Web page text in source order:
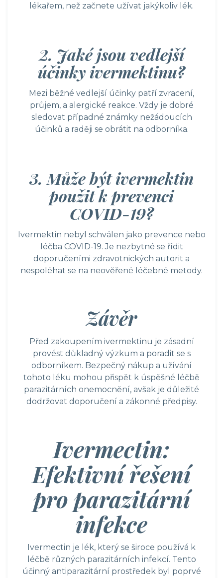
lékařem, než začnete užívat jakýkoliv lék.
2. Jaké jsou vedlejší
účinky ivermektinu?
Mezi běžné vedlejší účinky patří zvracení,
průjem, a alergické reakce. Vždy je dobré
sledovat případné známky nežádoucích
účinků a raději se obrátit na odborníka.
3. Může být ivermektin
použit k prevenci
COVID-19?
Ivermektin nebyl schválen jako prevence nebo
léčba COVID-19. Je nezbytné se řídit
doporučeními zdravotnických autorit a
nespoléhat se na neověřené léčebné metody.
Závěr
Před zakoupením ivermektinu je zásadní
provést důkladný výzkum a poradit se s
odborníkem. Bezpečný nákup a užívání
tohoto léku mohou přispět k úspěšné léčbě
parazitárních onemocnění, avšak je důležité
dodržovat doporučení a zákonné předpisy.
Ivermectin:
Efektivní řešení
pro parazitární
infekce
Ivermectin je lék, který se široce používá k
léčbě různých parazitárních infekcí. Tento
účinný antiparazitární prostředek byl poprvé